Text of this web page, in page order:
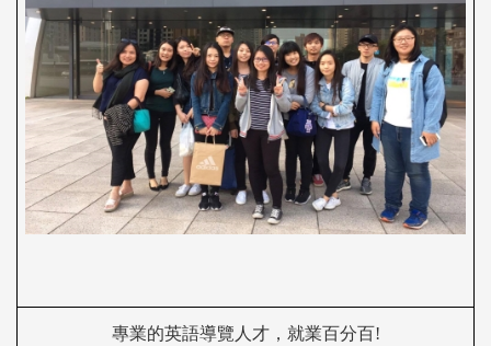
專業的英語導覽 人才，就業百分百!